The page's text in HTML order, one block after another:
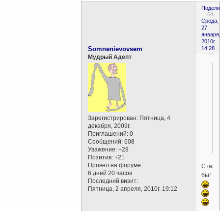
54
Среда,
27
января,
2010г.
14:28
Somnenievovsem
Мудрый Адепт
Зарегистрирован: Пятница, 4
декабря, 2009г.
Приглашений: 0
Сообщений: 608
Уважение: +28
Позитив: +21
Провел на форуме:
6 дней 20 часов
Последний визит:
Пятница, 2 апреля, 2010г. 19:12
Стал
бы!